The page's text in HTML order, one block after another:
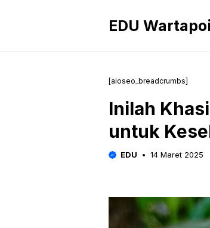
EDU
[aioseo_breadcrumbs]
Inilah
untuk
EDU 14 Maret 2025